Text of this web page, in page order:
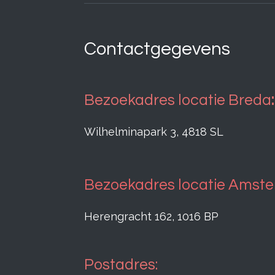
Contactgegevens
Bezoekadres locatie Breda:
Wilhelminapark 3, 4818 SL
Bezoekadres locatie
Herengracht 162, 1016 BP
Postadres: